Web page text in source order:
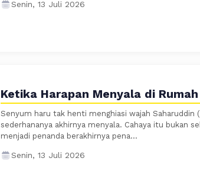
Senin, 13 Juli 2026
Ketika Harapan Menyala di
Senyum haru tak henti menghiasi wajah Saharuddin
sederhananya akhirnya menyala. Cahaya itu bukan
menjadi penanda berakhirnya pena...
Senin, 13 Juli 2026